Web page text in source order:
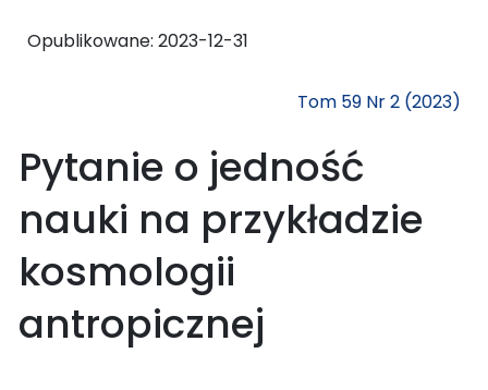
Opublikowane: 2023-12-31
Tom 59 Nr 2 (2023)
Pytanie o jedność
nauki na przykładzie
kosmologii
antropicznej